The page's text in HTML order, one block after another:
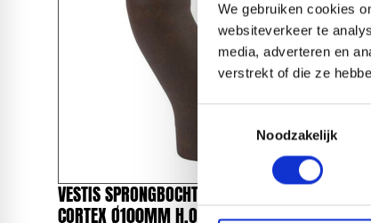
We gebruiken cookies
websiteverkeer te
media, adverteren en
verstrekt of die ze
Noodzakelijk
VESTIS SPRONGBOCHT ALU 3DS
CORTEX Ø100MM H.O.H. 50MM